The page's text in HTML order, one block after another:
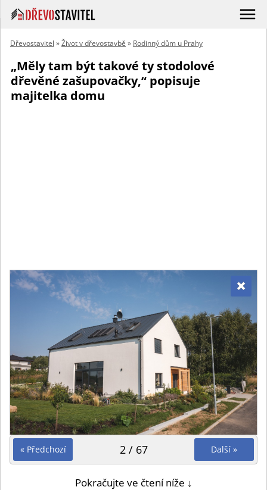
Dřevostavitel »Život v dřevostavbě » Rodinný dům u Prahy
„Měly tam být takové ty stodolové
dřevěné zašupovačky,“ popisuje
majitelka domu
« Předchozí Další »
2 / 67
Pokračujte ve čtení níže ↓